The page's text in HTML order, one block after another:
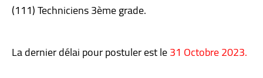
(111) Techniciens 3ème grade.
La dernier délai pour postuler est le31 Octobre 2023.